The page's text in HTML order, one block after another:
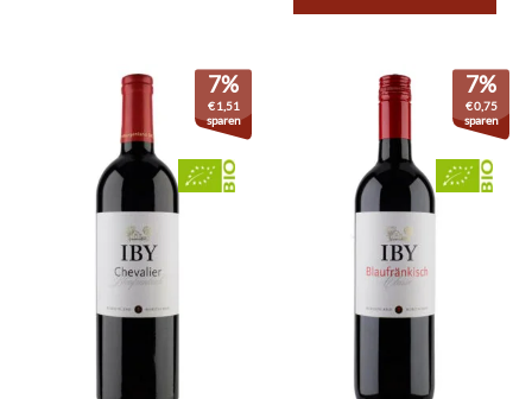
7%
€1,51
sparen
7%
€0,75
sparen